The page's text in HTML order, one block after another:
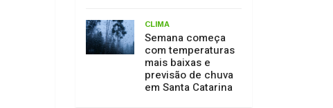
CLIMA
Semana começa
com temperaturas
mais baixas e
previsão de chuva
em Santa Catarina